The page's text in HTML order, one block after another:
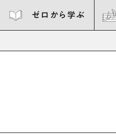
ゼロから学ぶ